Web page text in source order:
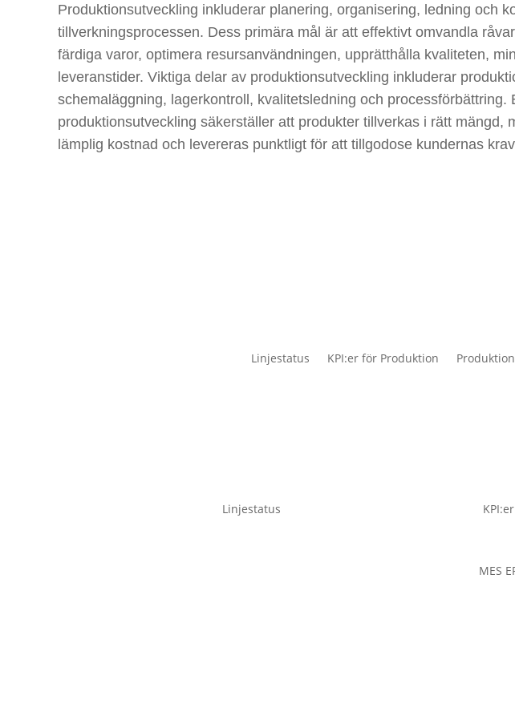
Produktionsutveckling inkluderar planering, organisering, ledning och
tillverkningsprocessen. Dess primära mål är att effektivt omvandla
färdiga varor, optimera resursanvändningen, upprätthålla kvaliteten,
leveranstider. Viktiga delar av produktionsutveckling inkluderar
schemaläggning, lagerkontroll, kvalitetsledning och processförbättring.
produktionsutveckling säkerställer att produkter tillverkas i rätt mängd,
lämplig kostnad och levereras punktligt för att tillgodose kundernas
Linjestatus KPI:er för Produktion
Linjestatus
MES